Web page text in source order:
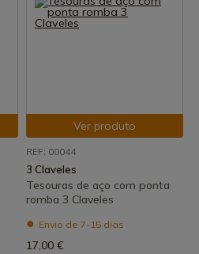
Ver produto
REF: 00044
3 Claveles
Tesouras de aço com ponta
romba 3 Claveles
Envio de 7-15 dias
17,00 €